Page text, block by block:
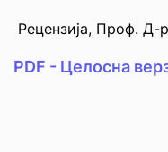
Рецензија, Проф. Д-
PDF - Целосна